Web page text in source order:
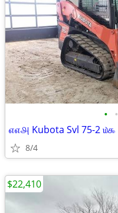
• •
௭௭௮ Kubota Svl 75-2 ௰௯
8/4
$22,410